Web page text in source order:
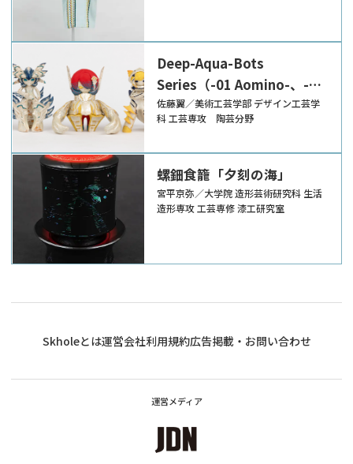
Deep-Aqua-Bots
Series（-01 Aomino-、-02
Takokurage-、-03
Torazame-、-04
Uchiwa-、-05 Hanaika-）
佐藤翼／美術工芸学部 デザイン工芸学
科 工芸専攻 陶芸分野
螺鈿食籠「夕刻の海」
宮平京弥／大学院 造形芸術研究科 生活
造形専攻 工芸専修 漆工研究室
Skholeとは運営会社利用規約広告掲載・お問い合わせ
運営メディア